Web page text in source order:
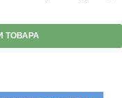
ТОВАРА